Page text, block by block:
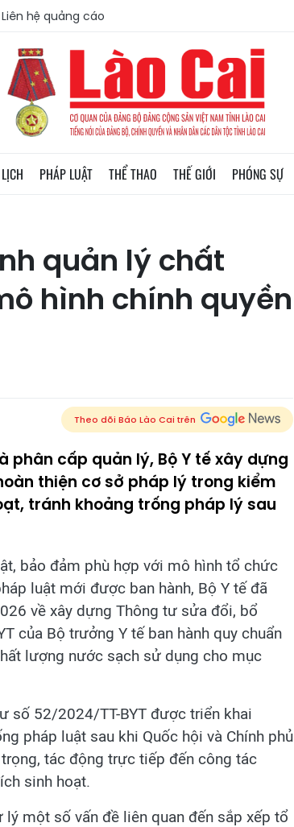
Liên hệ quảng cáo
PHÁP LUẬT THỂ THAO THẾ GIỚI PHÓNG SỰ
quản lý chất
hình chính quyền
Theo dõi Báo Lào Cai trên
cấp quản lý, Bộ Y tế xây dựng
thiện cơ sở pháp lý trong kiểm
tránh khoảng trống pháp lý sau
bảo đảm phù hợp với mô hình tổ chức
luật mới được ban hành, Bộ Y tế đã
về xây dựng Thông tư sửa đổi, bổ
của Bộ trưởng Y tế ban hành quy chuẩn
lượng nước sạch sử dụng cho mục
số 52/2024/TT-BYT được triển khai
pháp luật sau khi Quốc hội và Chính phủ
tác động trực tiếp đến công tác
sinh hoạt.
một số vấn đề liên quan đến sắp xếp tổ